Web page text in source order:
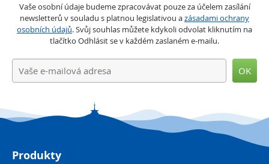
Vaše osobní údaje budeme zpracovávat pouze za účelem zasílání
newsletterů v souladu s platnou legislativou azásadami ochrany
osobních údajů. Svůj souhlas můžete kdykoli odvolat kliknutím na
tlačítko Odhlásit se v každém zaslaném e-mailu.
OK
Produkty